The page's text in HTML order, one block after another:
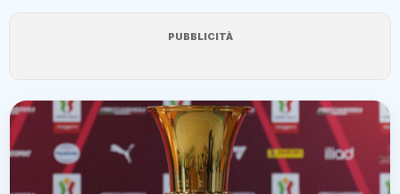
PUBBLICITÀ